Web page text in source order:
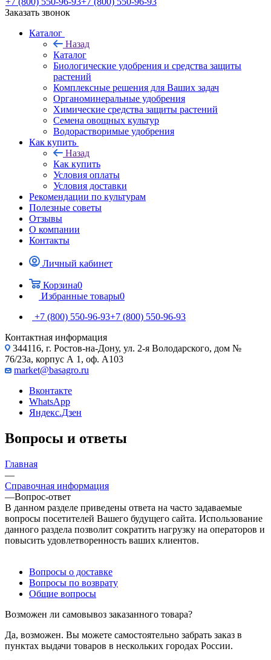
Заказать звонок
Каталог
Назад
Каталог
Биологические удобрения и средства защиты
растений
Комплексные решения для Ваших задач
Органоминеральные удобрения
Химические средства защиты растений
Семена овощных культур
Водорастворимые удобрения
Как купить
Назад
Как купить
Условия оплаты
Условия доставки
Рекомендации по культурам
Полезные советы
Отзывы
О компании
Контакты
Личный кабинет
Корзина0
Избранные товары0
+7 (800) 550-96-93+7 (800) 550-96-93
Контактная информация
344116, г. Ростов-на-Дону, ул. 2-я Володарского, дом №
76/23а, корпус А 1, оф. А103
market@basagro.ru
Вконтакте
WhatsApp
Яндекс.Дзен
Вопросы и ответы
Главная
—
Справочная информация
—Вопрос-ответ
В данном разделе приведены ответа на часто задаваемые
вопросы посетителей Вашего будущего сайта. Использование
данного раздела позволит сократить нагрузку на операторов и
повысить удовлетворенность ваших клиентов.
Вопросы о доставке
Вопросы по возврату
Общие вопросы
Возможен ли самовывоз заказанного товара?
Да, возможен. Вы можете самостоятельно забрать заказ в
пунктах выдачи товаров в нескольких городах России.